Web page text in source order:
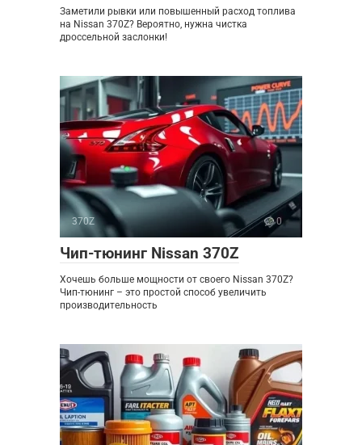
Заметили рывки или повышенный расход топлива
на Nissan 370Z? Вероятно, нужна чистка
дроссельной заслонки!
370Z 0
Чип-тюнинг Nissan 370Z
Хочешь больше мощности от своего Nissan 370Z?
Чип-тюнинг – это простой способ увеличить
производительность